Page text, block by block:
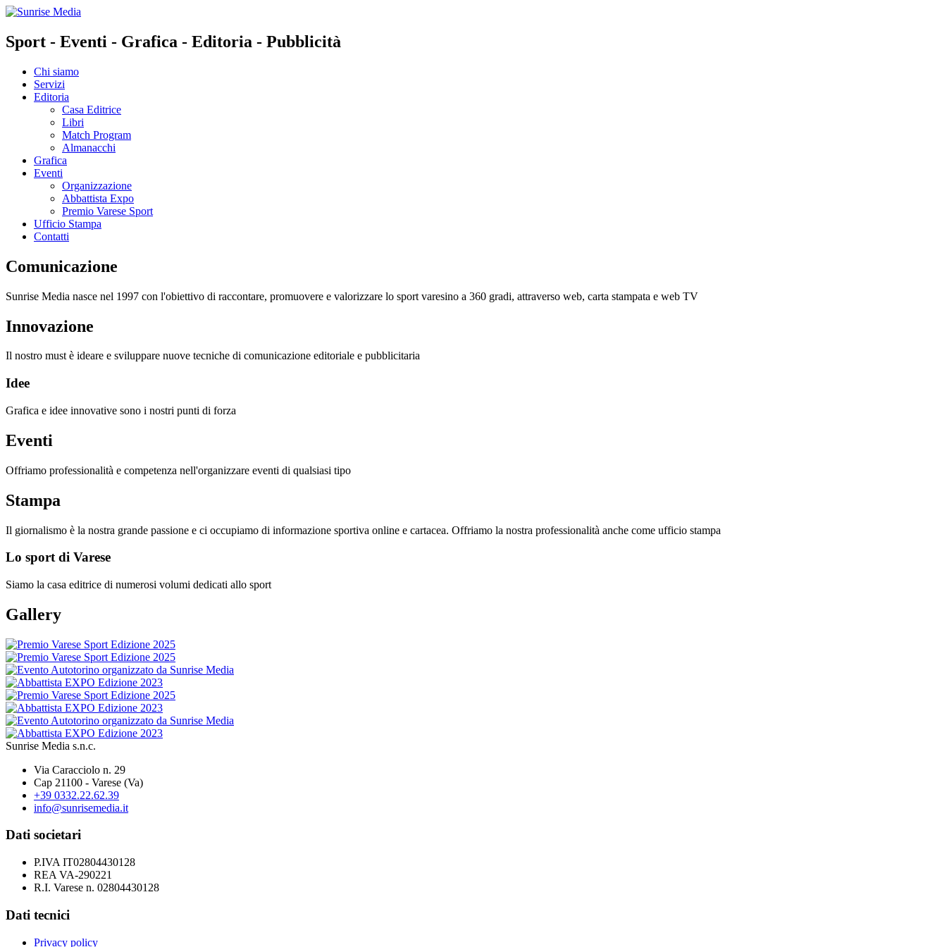
Sport - Eventi - Grafica - Editoria - Pubblicità
Chi siamo
Servizi
Editoria
Casa Editrice
Libri
Match Program
Almanacchi
Grafica
Eventi
Organizzazione
Abbattista Expo
Premio Varese Sport
Ufficio Stampa
Contatti
Comunicazione
Sunrise Media nasce nel 1997 con l'obiettivo di raccontare, promuovere e valorizzare lo sport varesino a 360 gradi, attraverso web, carta stampata e web TV
Innovazione
Il nostro must è ideare e sviluppare nuove tecniche di comunicazione editoriale e pubblicitaria
Idee
Grafica e idee innovative sono i nostri punti di forza
Eventi
Offriamo professionalità e competenza nell'organizzare eventi di qualsiasi tipo
Stampa
Il giornalismo è la nostra grande passione e ci occupiamo di informazione sportiva online e cartacea. Offriamo la nostra professionalità anche come ufficio stampa
Lo sport di Varese
Siamo la casa editrice di numerosi volumi dedicati allo sport
Gallery
Sunrise Media s.n.c.
Via Caracciolo n. 29
Cap 21100 - Varese (Va)
+39 0332.22.62.39
info@sunrisemedia.it
Dati societari
P.IVA IT02804430128
REA VA-290221
R.I. Varese n. 02804430128
Dati tecnici
Privacy policy